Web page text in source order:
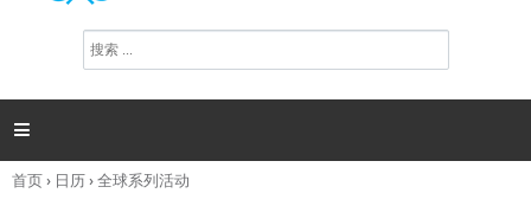
搜
索

你
首页› 日历›全球系列活动